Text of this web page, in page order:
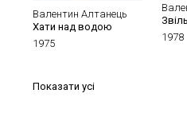
Валентин Алтанець
Хати над водою
1975
1978
Показати усі